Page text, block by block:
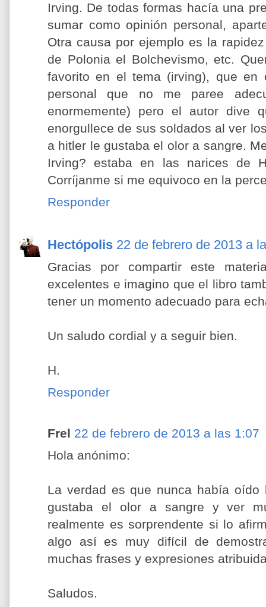
Irving. De todas formas hacía una
sumar como opinión personal,
Otra causa por ejemplo es la
de Polonia el Bolchevismo, etc.
favorito en el tema (irving), que en
personal que no me paree
enormemente) pero el autor dive
enorgullece de sus soldados al ver
a hitler le gustaba el olor a sangre.
Irving? estaba en las narices de
Corríjanme si me equivoco en la
Responder
Hectópolis 22 de febrero de 2013 a
Gracias por compartir este
excelentes e imagino que el libro
tener un momento adecuado para
Un saludo cordial y a seguir bien.
H.
Responder
Frel 22 de febrero de 2013 a las 1:07
Hola anónimo:
La verdad es que nunca había
gustaba el olor a sangre y ver
realmente es sorprendente si lo
algo así es muy difícil de
muchas frases y expresiones
Saludos.